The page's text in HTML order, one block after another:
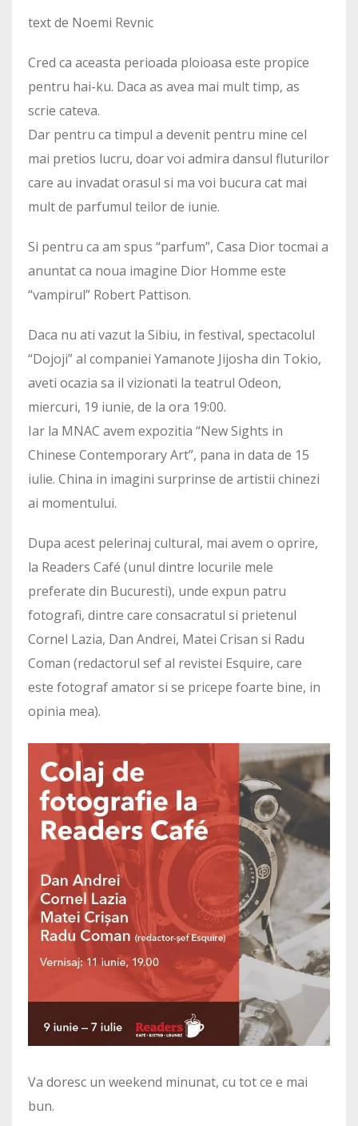
text de Noemi Revnic
Cred ca aceasta perioada ploioasa este propice
pentru hai-ku. Daca as avea mai mult timp, as
scrie cateva.
Dar pentru ca timpul a devenit pentru mine cel
mai pretios lucru, doar voi admira dansul fluturilor
care au invadat orasul si ma voi bucura cat mai
mult de parfumul teilor de iunie.
Si pentru ca am spus “parfum”, Casa Dior tocmai a
anuntat ca noua imagine Dior Homme este
“vampirul” Robert Pattison.
Daca nu ati vazut la Sibiu, in festival, spectacolul
“Dojoji” al companiei Yamanote Jijosha din Tokio,
aveti ocazia sa il vizionati la teatrul Odeon,
miercuri, 19 iunie, de la ora 19:00.
Iar la MNAC avem expozitia “New Sights in
Chinese Contemporary Art”, pana in data de 15
iulie. China in imagini surprinse de artistii chinezi
ai momentului.
Dupa acest pelerinaj cultural, mai avem o oprire,
la Readers Café (unul dintre locurile mele
preferate din Bucuresti), unde expun patru
fotografi, dintre care consacratul si prietenul
Cornel Lazia, Dan Andrei, Matei Crisan si Radu
Coman (redactorul sef al revistei Esquire, care
este fotograf amator si se pricepe foarte bine, in
opinia mea).
Va doresc un weekend minunat, cu tot ce e mai
bun.